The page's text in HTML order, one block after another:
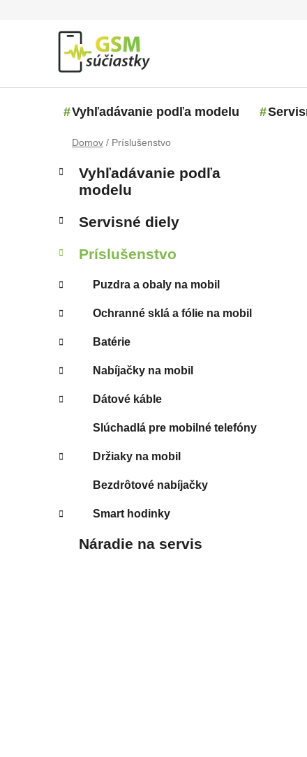
Vyhľadávanie podľa modelu
Domov / Príslušenstvo
Bočný panel
Kategórie
Vyhľadávanie podľa
modelu
Servisné diely
Príslušenstvo
Puzdra a obaly na mobil
Ochranné sklá a fólie na mobil
Batérie
Nabíjačky na mobil
Dátové káble
Slúchadlá pre mobilné telefóny
Držiaky na mobil
Bezdrôtové nabíjačky
Smart hodinky
Náradie na servis